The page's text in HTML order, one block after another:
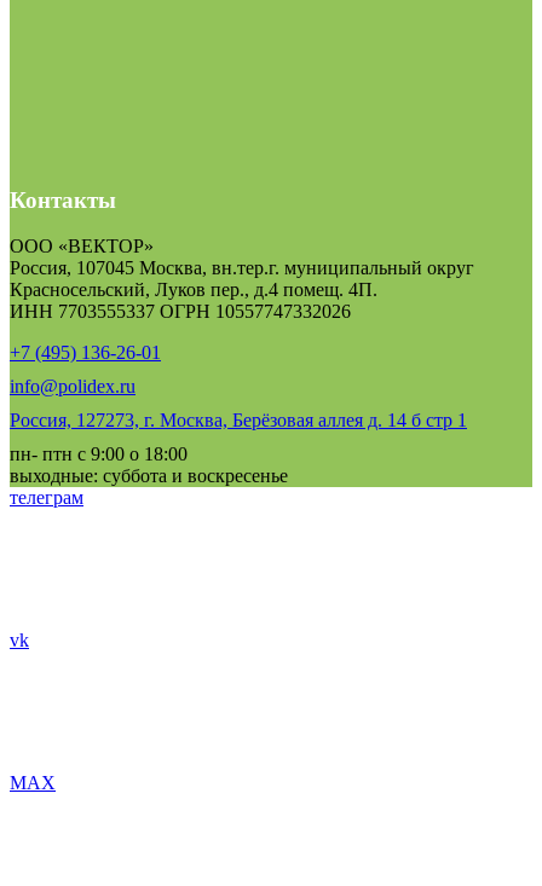
Контакты
ООО «ВЕКТОР»
Россия, 107045 Москва, вн.тер.г. муниципальный округ
Красносельский, Луков пер., д.4 помещ. 4П.
ИНН 7703555337 ОГРН 10557747332026
+7 (495) 136-26-01
info@polidex.ru
Россия, 127273, г. Москва, Берёзовая аллея д. 14 б стр 1
пн- птн с 9:00 о 18:00
выходные: суббота и воскресенье
телеграм
vk
MAX